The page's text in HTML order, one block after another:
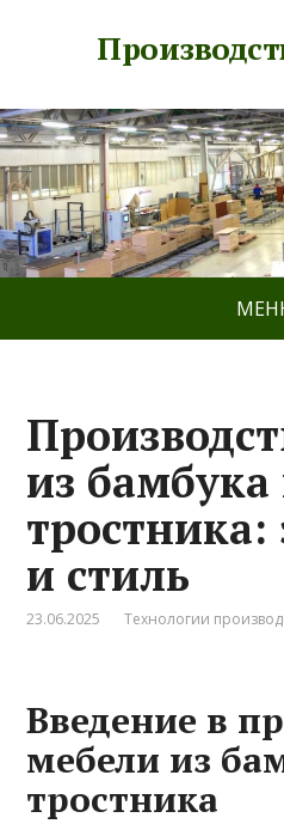
из бамбука
тростника:
и стиль
23.06.2025 Технологии
Введение в
мебели из
тростника